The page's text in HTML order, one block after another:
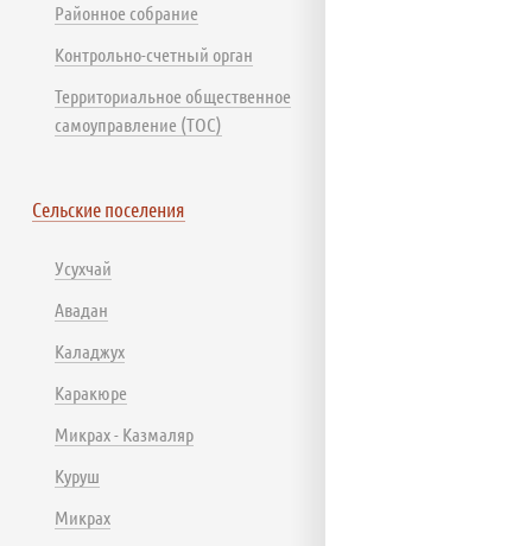
Районное собрание
Контрольно-счетный орган
Территориальное общественное
самоуправление (ТОС)
Сельские поселения
Усухчай
Авадан
Каладжух
Каракюре
Микрах - Казмаляр
Куруш
Микрах